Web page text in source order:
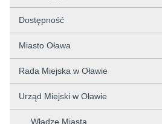
Dostępność
Miasto Oława
Rada Miejska w Oławie
Urząd Miejski w Oławie
Władze Miasta